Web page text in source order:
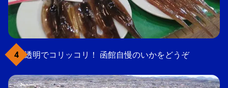
透明でコリッコリ！ 函館自慢のいかをどうぞ